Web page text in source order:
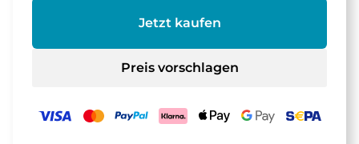
Jetzt kaufen
Preis vorschlagen